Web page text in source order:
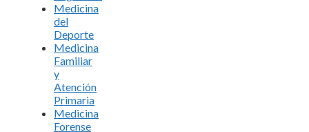
Medicina
del
Deporte
Medicina
Familiar
y
Atención
Primaria
Medicina
Forense